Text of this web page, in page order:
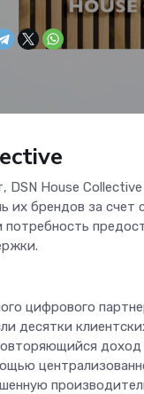
DSN House
их брендов за
потребность
цифрового
десятки
доход